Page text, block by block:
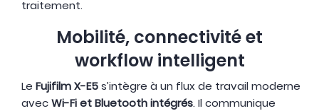
traitement.
Mobilité, connectivité et
workflow intelligent
Le Fujifilm X-E5s’intègre à un flux de travail moderne
avecWi-Fi et Bluetooth intégrés. Il communique